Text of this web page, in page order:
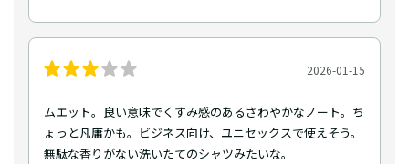
2026-01-15
ムエット。良い意味でくすみ感のあるさわやかなノート。ち
ょっと凡庸かも。ビジネス向け、ユニセックスで使えそう。
無駄な香りがない洗いたてのシャツみたいな。